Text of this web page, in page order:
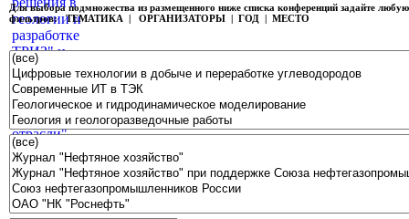
Для выбора подмножества из размещенного ниже списка конференций задайте
фильтров:ТЕМАТИКА | ОРГАНИЗАТОРЫ | ГОД | МЕСТО